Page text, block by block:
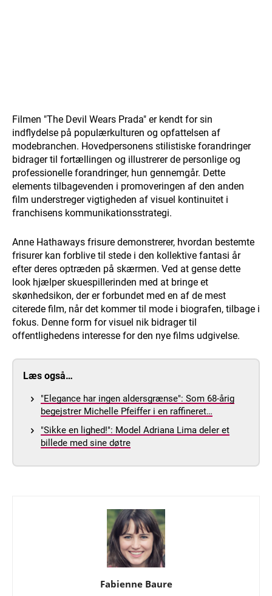
Filmen "The Devil Wears Prada" er kendt for sin
indflydelse på populærkulturen og opfattelsen af
modebranchen. Hovedpersonens stilistiske forandringer
bidrager til fortællingen og illustrerer de personlige og
professionelle forandringer, hun gennemgår. Dette
elements tilbagevenden i promoveringen af den anden
film understreger vigtigheden af visuel kontinuitet i
franchisens kommunikationsstrategi.
Anne Hathaways frisure demonstrerer, hvordan bestemte
frisurer kan forblive til stede i den kollektive fantasi år
efter deres optræden på skærmen. Ved at gense dette
look hjælper skuespillerinden med at bringe et
skønhedsikon, der er forbundet med en af de mest
citerede film, når det kommer til mode i biografen, tilbage i
fokus. Denne form for visuel nik bidrager til
offentlighedens interesse for den nye films udgivelse.
Læs også…
"Elegance har ingen aldersgrænse": Som 68-årig
begejstrer Michelle Pfeiffer i en raffineret…
"Sikke en lighed!": Model Adriana Lima deler et
billede med sine døtre
Fabienne Baure